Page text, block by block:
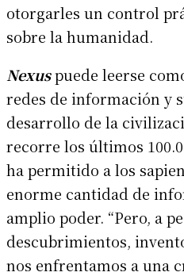
otorgarles un control
sobre la humanidad.
Nexuspuede leerse
redes de información y
desarrollo de la
recorre los últimos
ha permitido a los
enorme cantidad de
amplio poder. “Pero, a
descubrimientos,
nos enfrentamos a una